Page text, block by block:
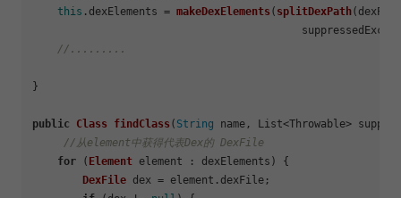
this . dexElements = makeDexElements ( splitDexPath
//.........
}
public Class findClass ( String name, List<Throwable>
//从element中获得代表Dex的 DexFile
for ( Element element : dexElements) {
DexFile dex = element. dexFile ;